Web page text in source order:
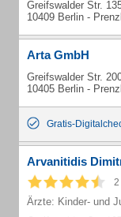
Greifswalder Str.
10409 Berlin -
Arta GmbH
Greifswalder Str.
10405 Berlin -
Gratis-
Arvanitidis
2
Ärzte: Kinder- und